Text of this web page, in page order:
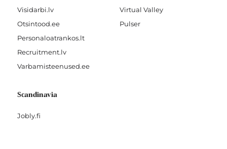
Visidarbi.lv
Otsintood.ee
Personaloatrankos.lt
Recruitment.lv
Varbamisteenused.ee
Virtual Valley
Pulser
Scandinavia
Jobly.fi